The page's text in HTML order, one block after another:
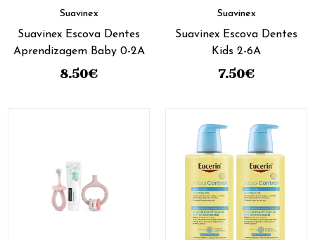
Suavinex
Suavinex Escova Dentes
Aprendizagem Baby 0-2A
8.50€
Suavinex
Suavinex Escova Dentes
Kids 2-6A
7.50€